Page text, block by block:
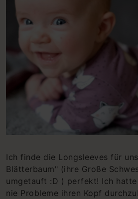
Ich finde die Longsleeves für
Blätterbaum" (ihre Große
umgetauft :D ) perfekt! Ich
nie Probleme ihren Kopf